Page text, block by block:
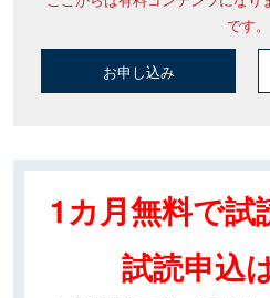
です。
お申し込み
1カ月無料で試
試読申込